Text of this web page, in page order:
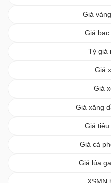
Giá
Giá
Tỷ giá
Giá
Giá
Giá xăng
Giá
Giá cà
Giá lúa